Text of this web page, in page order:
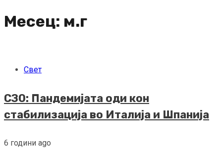
Месец: м.г
Свет
СЗО: Пандемијата оди кон
стабилизација во Италија и Шпанија
6 години ago